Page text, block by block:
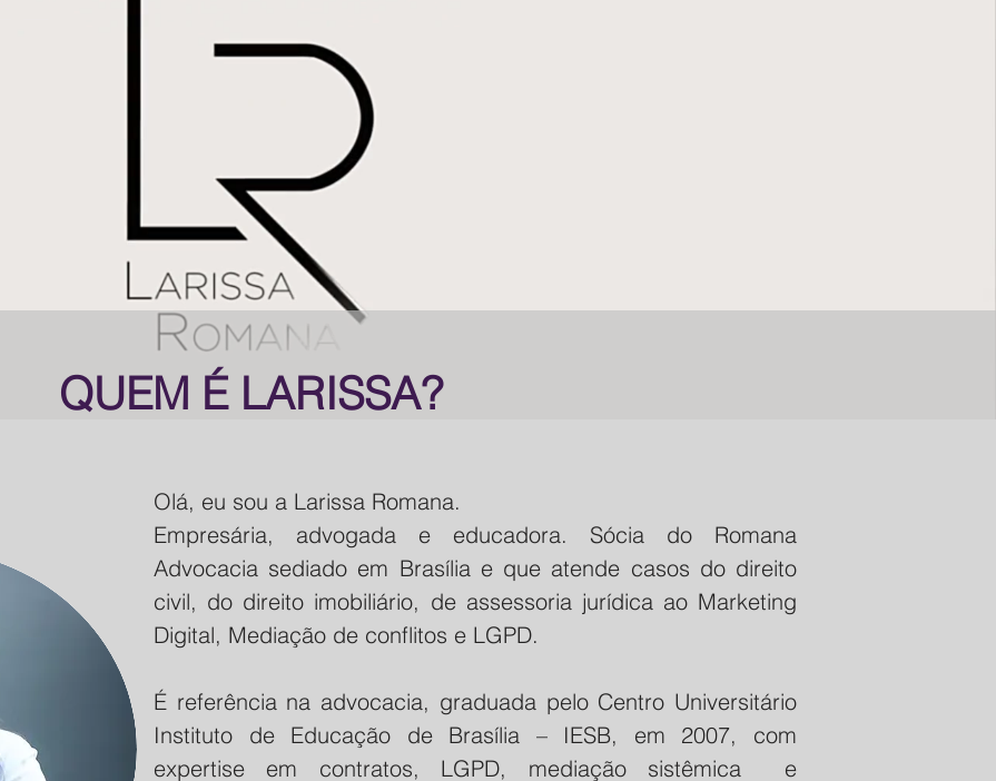
QUEM É LARISSA?
Olá, eu sou a Larissa Romana.
Empresária, advogada e educadora. Sócia do Romana
Advocacia sediado em Brasília e que atende casos do direito
civil, do direito imobiliário, de assessoria jurídica ao Marketing
Digital, Mediação de conflitos e LGPD.
É referência na advocacia, graduada pelo Centro Universitário
Instituto de Educação de Brasília – IESB, em 2007, com
expertise em contratos, LGPD, mediação sistêmica e